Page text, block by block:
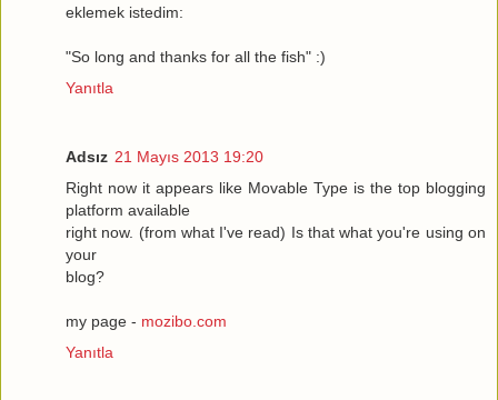
eklemek istedim:
"So long and thanks for all the fish" :)
Yanıtla
Adsız 21 Mayıs 2013 19:20
Right now it appears like Movable Type is the top blogging
platform available
right now. (from what I've read) Is that what you're using on
your
blog?
my page - mozibo.com
Yanıtla